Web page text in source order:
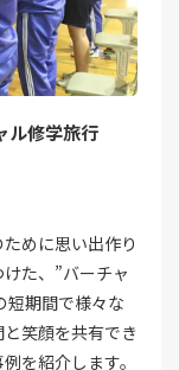
ル修学旅行
めに思い出作り
た、”バーチャ
短期間で様々な
笑顔を共有でき
を紹介します。